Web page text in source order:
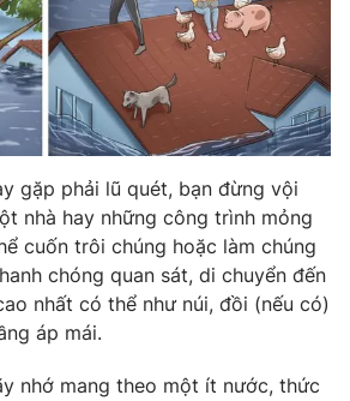
lai
gặp phải lũ quét, bạn đừng vội
nhà hay những công trình mỏng
cuốn trôi chúng hoặc làm chúng
chóng quan sát, di chuyển đến
nhất có thể như núi, đồi (nếu có)
áp mái.
nhớ mang theo một ít nước, thức